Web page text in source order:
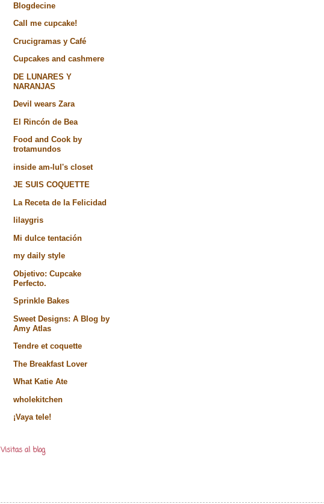
Blogdecine
Call me cupcake!
Crucigramas y Café
Cupcakes and cashmere
DE LUNARES Y
NARANJAS
Devil wears Zara
El Rincón de Bea
Food and Cook by
trotamundos
inside am-lul's closet
JE SUIS COQUETTE
La Receta de la Felicidad
lilaygris
Mi dulce tentación
my daily style
Objetivo: Cupcake
Perfecto.
Sprinkle Bakes
Sweet Designs: A Blog by
Amy Atlas
Tendre et coquette
The Breakfast Lover
What Katie Ate
wholekitchen
¡Vaya tele!
Visitas al blog